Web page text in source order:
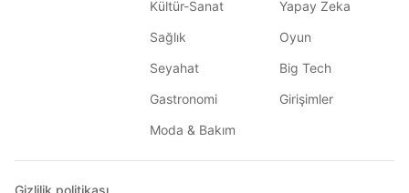
Kültür-Sanat
Sağlık
Seyahat
Gastronomi
Moda & Bakım
Yapay Zeka
Oyun
Big Tech
Girişimler
Gizlilik politikası